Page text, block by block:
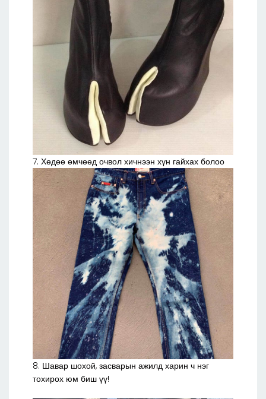
7. Хөдөө өмчөөд очвол хичнээн хүн гайхах болоо
8. Шавар шохой, засварын ажилд харин ч нэг
тохирох юм биш үү!